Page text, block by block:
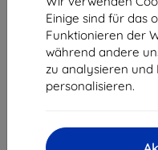
Einige sind für das
Funktionieren der
während andere
zu analysieren und
personalisieren.
Shield-Sk s.r.o.